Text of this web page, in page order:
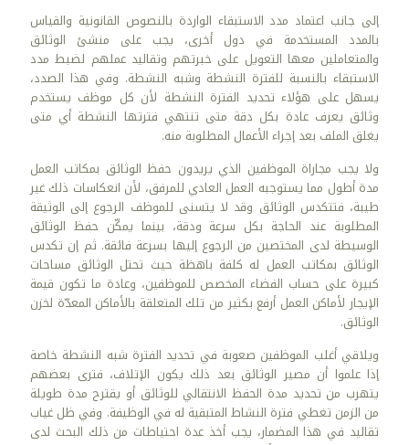
إلى جانب اعتماد مدد الاستبقاء الواردة بالنصوص القانونية والقياس
بالمدد المستخدمة في دول أخرى، يجب على منشئ الوثائق
والمتعاملين معها التعويل على خبرتهم وتقاليد عملهم لضبط مدد
الاستبقاء بالنسبة للفترة النشطة وشبه النشطة. وفي هذا الصدد،
يسهل على هؤلاء تحديد الفترة النشطة لأن كل موظف يستخدم
وثائق يعرف عادة بكل دقة متى تنتهي فترتها النشطة أي متى
يغلق الملف بعد إجراء الأعمال المطلوبة منه.
ولا يجب مجاراة الموظفين الذي يريدون حفظ الوثائق بمكاتب العمل
مدة أطول مما يستوجبه العمل العادي للمرفق، لأن انعكاسات ذلك غير
طيبة، فتتكدس الوثائق وقد لا يتسنى للموظف الرجوع إلى الوثيقة
المطلوبة عند الحاجة بكل سرعة ودقة، بينما يمكّن حفظ الوثائق
الوسيطة لدى المختصين من الرجوع إليها بسرعة فائقة. ثم إن تكدس
الوثائق بمكاتب العمل له كلفة باهظة حيث تحتل الوثائق مساحات
كبيرة على حساب الفضاء المخصص للموظفين، وعادة ما تكون قيمة
الإيجار لأماكن العمل أرفع بكثير من تلك المتعلقة بالأماكن المعدّة لخزن
الوثائق.
ويلاقي أغلب الموظفين صعوبة في تحديد الفترة شبه النشطة خاصة
إذا علموا أن مصير الوثائق بعد ذلك يكون الإتلاف، فترى بعضهم
يتهرب من تحديد مدة الحفظ الانتقالي للوثائق أو يقترح مدة طويلة
من الزمن تغطي فترة النشاط المتبقية له في الوظيفة. وفي ظل غياب
تقاليد في هذا المضمار، يجب أخذ عدة احتياطات من ذلك البحث لدى